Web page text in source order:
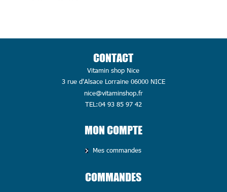
CONTACT
Vitamin shop Nice
3 rue d'Alsace Lorraine 06000 NICE
nice@vitaminshop.fr
TEL:04 93 85 97 42
MON COMPTE
Mes commandes
COMMANDES